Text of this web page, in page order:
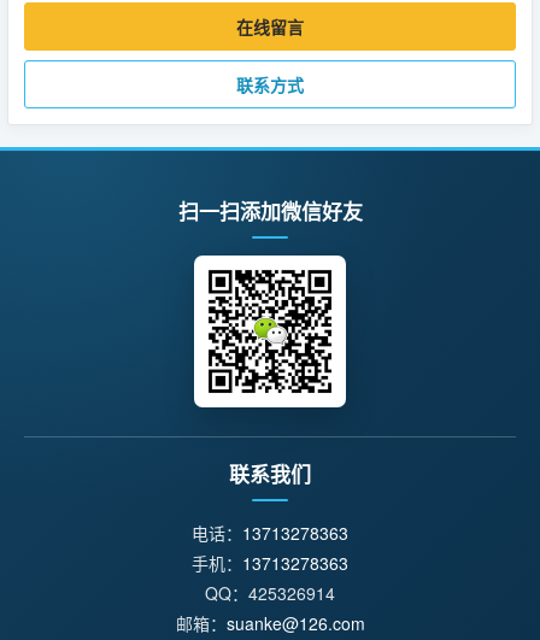
在线留言
联系方式
扫一扫添加微信好友
联系我们
电话： 13713278363
手机： 13713278363
QQ：425326914
邮箱： suanke@126.com